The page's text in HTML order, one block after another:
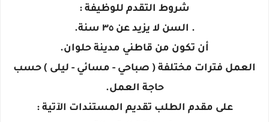
شروط التقدم للوظيفة :
. السن لا يزيد عن ٣٥ سنة.
أن تكون من قاطني مدينة حلوان.
العمل فترات مختلفة ( صباحي - مسائي - ليلى ) حسب
حاجة العمل.
على مقدم الطلب تقديم المستندات الآتية :